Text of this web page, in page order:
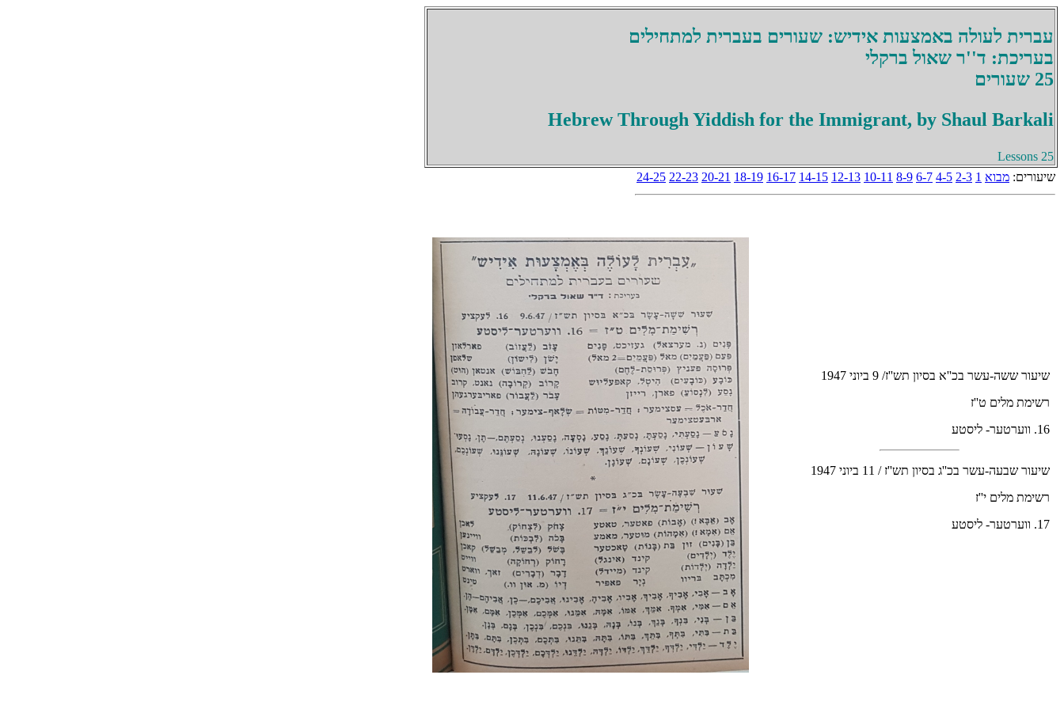
עברית לעולה באמצעות אידיש: שעורים בעברית למתחילים
בעריכת: ד''ר שאול ברקלי
25 שעורים
Hebrew Through Yiddish for the Immigrant, by Shaul Barkali
25 Lessons
שיעורים: מבוא 1
2-3
4-5
6-7
8-9
10-11
12-13
14-15
16-17
18-19
20-21
22-23
24-25
שיעור ששה-עשר בכ''א בסיון תש''ז/ 9 ביוני 1947
רשימת מלים ט''ז
16. ווערטער- ליסטע
שיעור שבעה-עשר בכ''ג בסיון תש''ז / 11 ביוני 1947
רשימת מלים י''ז
17. ווערטער- ליסטע